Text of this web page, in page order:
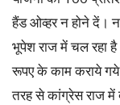
हैंड ओव्हर न होने
भूपेश राज में चल रहा
रूपए के काम कराये
तरह से कांग्रेस राज में